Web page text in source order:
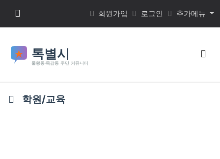
메뉴 버튼 회원가입 로그인 추가메뉴
검
학원/교육